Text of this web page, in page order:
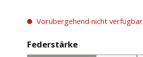
Vorübergehend nicht verfügbar
Federstärkeauswählen